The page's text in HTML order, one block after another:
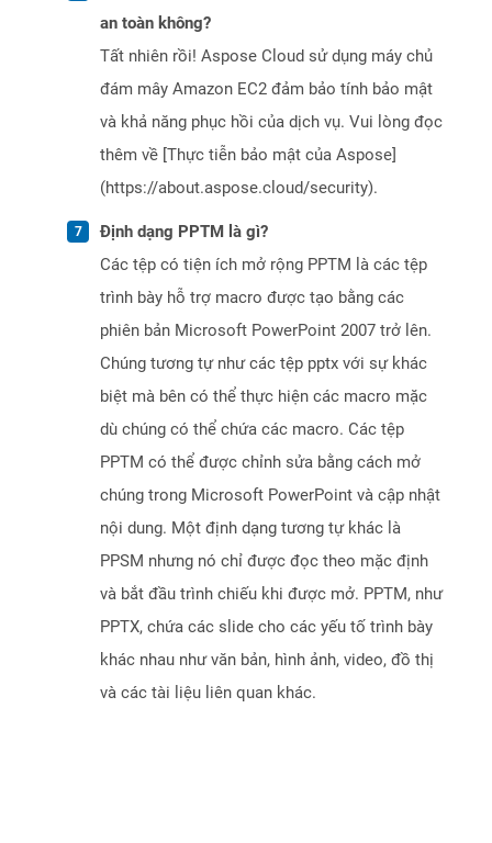
an toàn không?
Tất nhiên rồi! Aspose Cloud sử dụng máy chủ
đám mây Amazon EC2 đảm bảo tính bảo mật
và khả năng phục hồi của dịch vụ. Vui lòng đọc
thêm về [Thực tiễn bảo mật của Aspose]
(https://about.aspose.cloud/security).
Định dạng PPTM là gì?
Các tệp có tiện ích mở rộng PPTM là các tệp
trình bày hỗ trợ macro được tạo bằng các
phiên bản Microsoft PowerPoint 2007 trở lên.
Chúng tương tự như các tệp pptx với sự khác
biệt mà bên có thể thực hiện các macro mặc
dù chúng có thể chứa các macro. Các tệp
PPTM có thể được chỉnh sửa bằng cách mở
chúng trong Microsoft PowerPoint và cập nhật
nội dung. Một định dạng tương tự khác là
PPSM nhưng nó chỉ được đọc theo mặc định
và bắt đầu trình chiếu khi được mở. PPTM, như
PPTX, chứa các slide cho các yếu tố trình bày
khác nhau như văn bản, hình ảnh, video, đồ thị
và các tài liệu liên quan khác.